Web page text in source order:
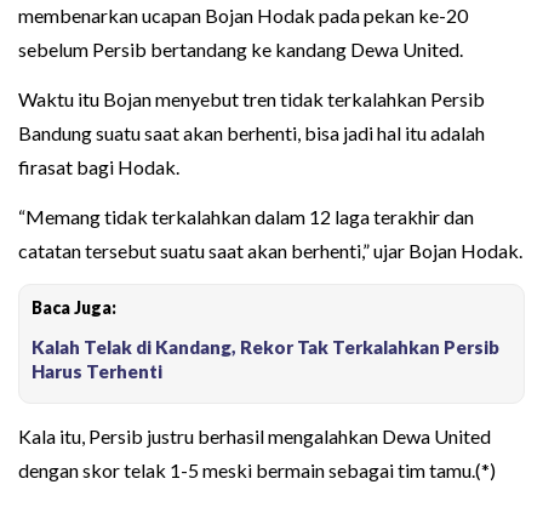
membenarkan ucapan Bojan Hodak pada pekan ke-20
sebelum Persib bertandang ke kandang Dewa United.
Waktu itu Bojan menyebut tren tidak terkalahkan Persib
Bandung suatu saat akan berhenti, bisa jadi hal itu adalah
firasat bagi Hodak.
“Memang tidak terkalahkan dalam 12 laga terakhir dan
catatan tersebut suatu saat akan berhenti,” ujar Bojan Hodak.
Baca Juga:
Kalah Telak di Kandang, Rekor Tak Terkalahkan Persib
Harus Terhenti
Kala itu, Persib justru berhasil mengalahkan Dewa United
dengan skor telak 1-5 meski bermain sebagai tim tamu.(*)